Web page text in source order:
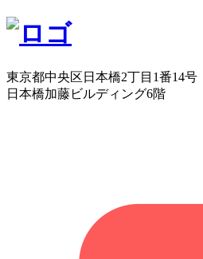
東京都中央区日本橋2丁目1番14号
日本橋加藤ビルディング6階